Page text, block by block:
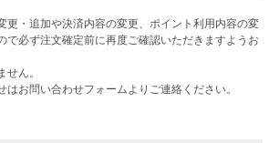
更・追加や決済内容の変更、ポイント利用内容の変
で必ず注文確定前に再度ご確認いただきますようお
ん。
はお問い合わせフォームよりご連絡ください。